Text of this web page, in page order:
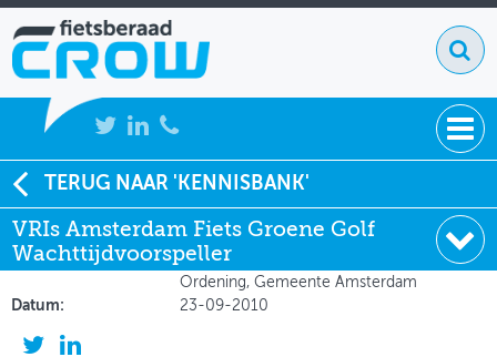
NIEUWS
BIJEENKOMSTEN
KENNISBANK
TERUG NAAR 'KENNISBANK'
VRIs Amsterdam Fiets Groene Golf
Wachttijdvoorspeller
Soort:
Presentatie
Auteur:
Sjoerd Linders
Uitgever:
Team VRO, Dienst Ruimtelijke
Ordening, Gemeente Amsterdam
Datum:
23-09-2010